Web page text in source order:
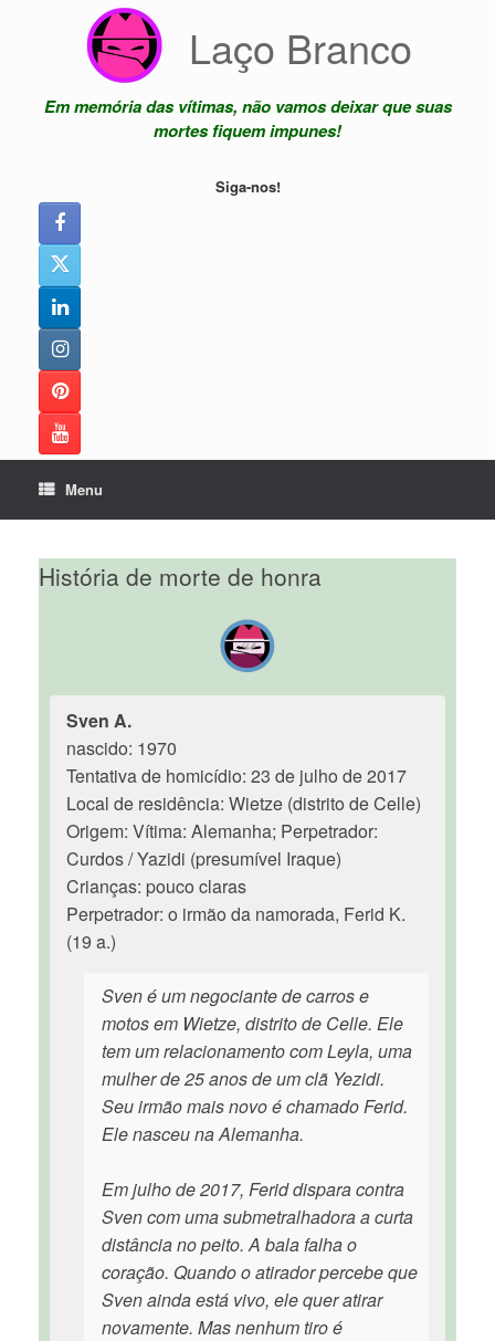
Laço Branco
Em memória das vítimas, não vamos deixar que suas
mortes fiquem impunes!
Siga-nos!
Menu
História de morte de honra
Sven A.
nascido: 1970
Tentativa de homicídio: 23 de julho de 2017
Local de residência: Wietze (distrito de Celle)
Origem: Vítima: Alemanha; Perpetrador:
Curdos / Yazidi (presumível Iraque)
Crianças: pouco claras
Perpetrador: o irmão da namorada, Ferid K.
(19 a.)
Sven é um negociante de carros e
motos em Wietze, distrito de Celle. Ele
tem um relacionamento com Leyla, uma
mulher de 25 anos de um clã Yezidi.
Seu irmão mais novo é chamado Ferid.
Ele nasceu na Alemanha.
Em julho de 2017, Ferid dispara contra
Sven com uma submetralhadora a curta
distância no peito. A bala falha o
coração. Quando o atirador percebe que
Sven ainda está vivo, ele quer atirar
novamente. Mas nenhum tiro é